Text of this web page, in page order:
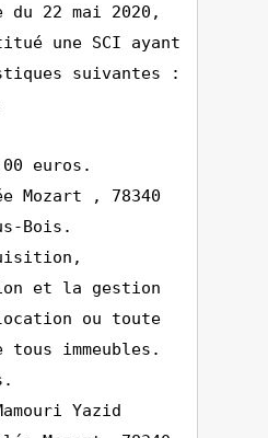
22 mai 2020,
une SCI ayant
suivantes :
euros.
Mozart , 78340
Bois.
et la gestion
ou toute
tous immeubles.
Yazid